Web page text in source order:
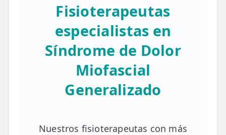
Fisioterapeutas
especialistas en
Síndrome de Dolor
Miofascial
Generalizado
Nuestros fisioterapeutas con más